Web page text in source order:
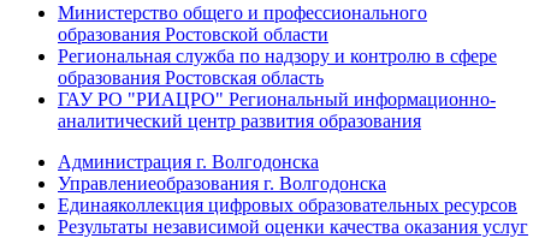
Министерство общего и профессионального
образования Ростовской области
Региональная служба по надзору и контролю в сфере
образования Ростовская область
ГАУ РО "РИАЦРО" Региональный информационно-
аналитический центр развития образования
Администрация г. Волгодонска
Управлениеобразования г. Волгодонска
Единаяколлекция цифровых образовательных ресурсов
Результаты независимой оценки качества оказания услуг